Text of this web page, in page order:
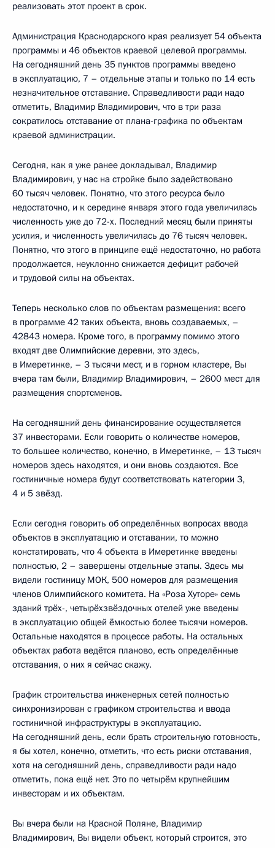
реализовать этот проект в срок.
Администрация Краснодарского края реализует 54 объекта
программы и 46 объектов краевой целевой программы.
На сегодняшний день 35 пунктов программы введено
в эксплуатацию, 7 – отдельные этапы и только по 14 есть
незначительное отставание. Справедливости ради надо
отметить, Владимир Владимирович, что в три раза
сократилось отставание от плана-графика по объектам
краевой администрации.
Сегодня, как я уже ранее докладывал, Владимир
Владимирович, у нас на стройке было задействовано
60 тысяч человек. Понятно, что этого ресурса было
недостаточно, и к середине января этого года увеличилась
численность уже до 72-х. Последний месяц были приняты
усилия, и численность увеличилась до 76 тысяч человек.
Понятно, что этого в принципе ещё недостаточно, но работа
продолжается, неуклонно снижается дефицит рабочей
и трудовой силы на объектах.
Теперь несколько слов по объектам размещения: всего
в программе 42 таких объекта, вновь создаваемых, –
42843 номера. Кроме того, в программу помимо этого
входят две Олимпийские деревни, это здесь,
в Имеретинке, – 3 тысячи мест, и в горном кластере, Вы
вчера там были, Владимир Владимирович, – 2600 мест для
размещения спортсменов.
На сегодняшний день финансирование осуществляется
37 инвесторами. Если говорить о количестве номеров,
то большее количество, конечно, в Имеретинке, – 13 тысяч
номеров здесь находятся, и они вновь создаются. Все
гостиничные номера будут соответствовать категории 3,
4 и 5 звёзд.
Если сегодня говорить об определённых вопросах ввода
объектов в эксплуатацию и отставании, то можно
констатировать, что 4 объекта в Имеретинке введены
полностью, 2 – завершены отдельные этапы. Здесь мы
видели гостиницу МОК, 500 номеров для размещения
членов Олимпийского комитета. На «Роза Хуторе» семь
зданий трёх-, четырёхзвёздочных отелей уже введены
в эксплуатацию общей ёмкостью более тысячи номеров.
Остальные находятся в процессе работы. На остальных
объектах работа ведётся планово, есть определённые
отставания, о них я сейчас скажу.
График строительства инженерных сетей полностью
синхронизирован с графиком строительства и ввода
гостиничной инфраструктуры в эксплуатацию.
На сегодняшний день, если брать строительную готовность,
я бы хотел, конечно, отметить, что есть риски отставания,
хотя на сегодняшний день, справедливости ради надо
отметить, пока ещё нет. Это по четырём крупнейшим
инвесторам и их объектам.
Вы вчера были на Красной Поляне, Владимир
Владимирович, Вы видели объект, который строится, это